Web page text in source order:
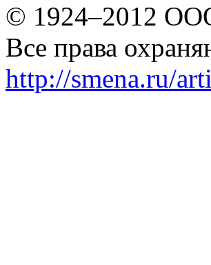
© 1924–2012
Все права
http://smena.ru/